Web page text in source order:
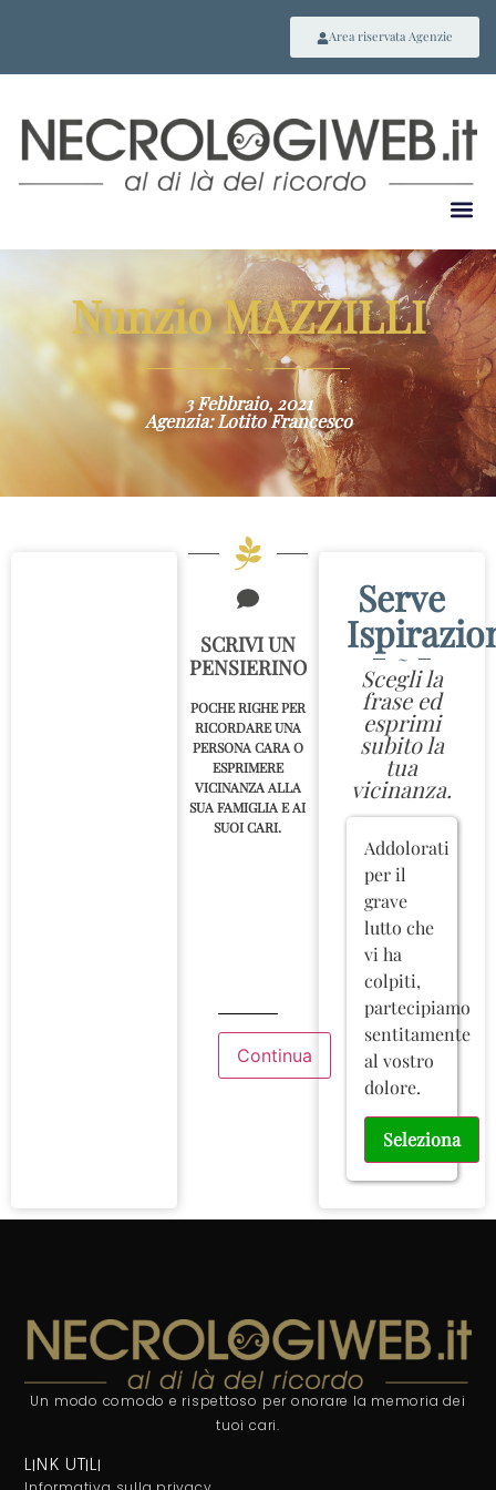
Area riservata Agenzie
Nunzio MAZZILLI
~
3 Febbraio, 2021
Agenzia: Lotito Francesco
SCRIVI UN
PENSIERINO
POCHE RIGHE PER
RICORDARE UNA
PERSONA CARA O
ESPRIMERE
VICINANZA ALLA
SUA FAMIGLIA E AI
SUOI CARI.
Serve
~
Scegli la
frase ed
esprimi
subito la
tua
vicinanza.
Addolorati
per il
grave
lutto che
vi ha
colpiti,
partecipiamo
sentitamente
al vostro
dolore.
Seleziona
Un modo comodo e rispettoso per onorare la memoria dei
tuoi cari.
LINK UTILI